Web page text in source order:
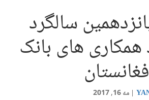
سالگرد
های بانک
مه 16, 2017